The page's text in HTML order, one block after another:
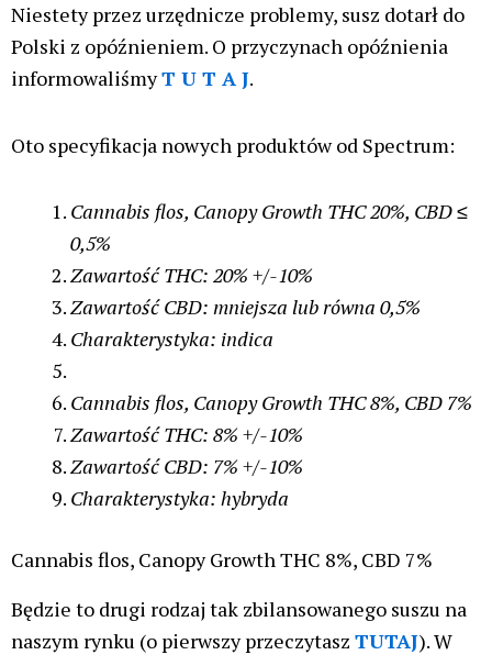
Niestety przez urzędnicze problemy, susz dotarł do
Polski z opóźnieniem. O przyczynach opóźnienia
informowaliśmyT U T A J.
Oto specyfikacja nowych produktów od Spectrum:
Cannabis flos, Canopy Growth THC 20%, CBD ≤
0,5%
Zawartość THC: 20% +/-10%
Zawartość CBD: mniejsza lub równa 0,5%
Charakterystyka: indica
Cannabis flos, Canopy Growth THC 8%, CBD 7%
Zawartość THC: 8% +/-10%
Zawartość CBD: 7% +/-10%
Charakterystyka: hybryda
Cannabis flos, Canopy Growth THC 8%, CBD 7%
Będzie to drugi rodzaj tak zbilansowanego suszu na
naszym rynku (o pierwszy przeczytasz TUTAJ). W